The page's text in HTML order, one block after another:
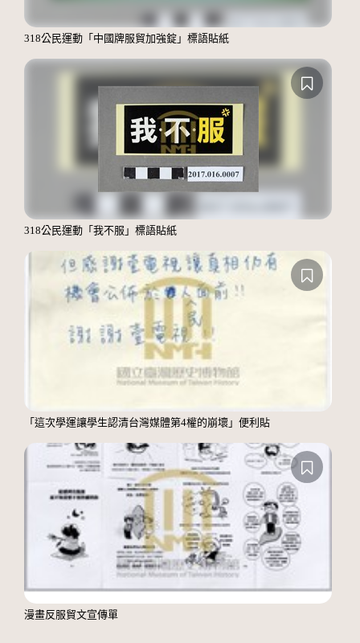
318公民運動「中國牌服貿加強錠」標語貼紙
318公民運動「我不服」標語貼紙
「這次學運讓學生認清台灣媒體第4權的崩壞」便利貼
漫畫反服貿文宣傳單